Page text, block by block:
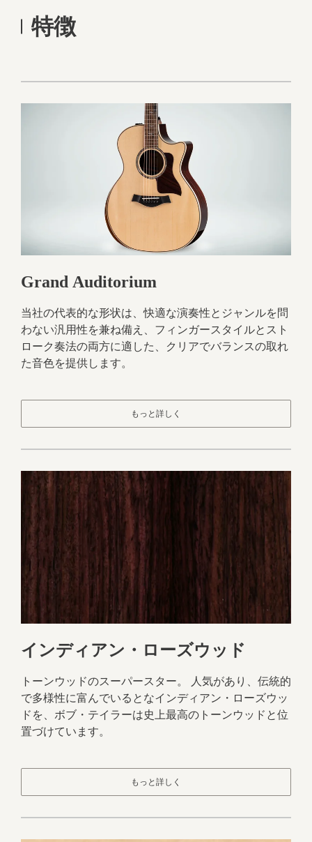
特徴
Grand Auditorium
当社の代表的な形状は、快適な演奏性とジャンルを問
わない汎用性を兼ね備え、フィンガースタイルとスト
ローク奏法の両方に適した、クリアでバランスの取れ
た音色を提供します。
もっと詳しく
インディアン・ローズウッド
トーンウッドのスーパースター。 人気があり、伝統的
で多様性に富んでいるとなインディアン・ローズウッ
ドを、ボブ・テイラーは史上最高のトーンウッドと位
置づけています。
もっと詳しく